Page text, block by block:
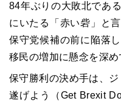
84年ぶりの大敗北であ
にいたる「赤い砦」と
保守党候補の前に陥落
移民の増加に懸念を深め
保守勝利の決め手は、
遂げよう（Get Brexit